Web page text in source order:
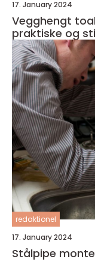
17. January 2024
Vegghengt
praktiske og
redaktionel
17. January 2024
Stålpipe